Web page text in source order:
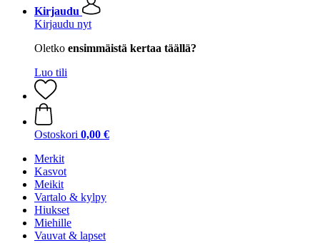
Kirjaudu
Kirjaudu nyt
Oletko ensimmäistä kertaa täällä?
Luo tili
Ostoskori 0,00 €
Merkit
Kasvot
Meikit
Vartalo & kylpy
Hiukset
Miehille
Vauvat & lapset